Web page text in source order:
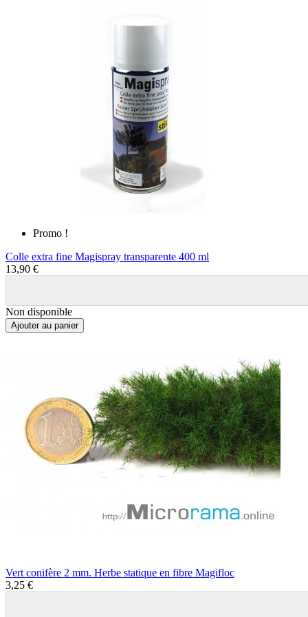
Promo !
Colle extra fine Magispray transparente 400 ml
13,90 €
Non disponible
Ajouter au panier
Vert conifère 2 mm. Herbe statique en fibre Magifloc
3,25 €